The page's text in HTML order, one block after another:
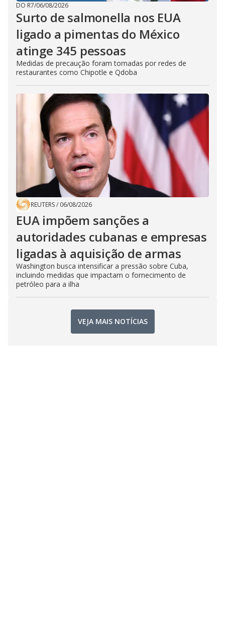
DO R7/06/08/2026
Surto de salmonella nos EUA
ligado a pimentas do México
atinge 345 pessoas
Medidas de precaução foram tomadas por redes de
restaurantes como Chipotle e Qdoba
REUTERS/ 06/08/2026
EUA impõem sanções a
autoridades cubanas e empresas
ligadas à aquisição de armas
Washington busca intensificar a pressão sobre Cuba,
incluindo medidas que impactam o fornecimento de
petróleo para a ilha
VEJA MAIS NOTÍCIAS